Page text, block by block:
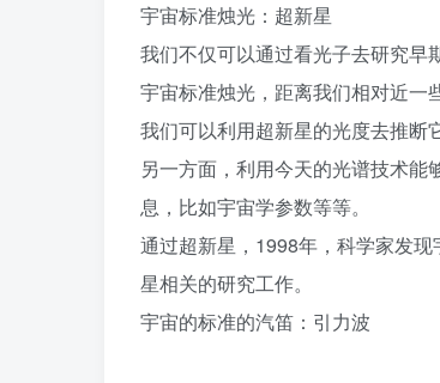
宇宙标准烛光：超新星
我们不仅可以通过看光子去研究
宇宙标准烛光，距离我们相对近一
我们可以利用超新星的光度去推断
另一方面，利用今天的光谱技术
息，比如宇宙学参数等等。
通过超新星，1998年，科学家发
星相关的研究工作。
宇宙的标准的汽笛：引力波